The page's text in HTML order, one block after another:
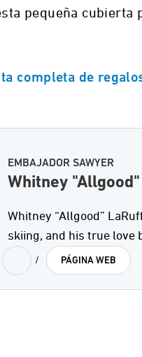
pequeña
completa de
EMBAJADOR SAWYER
Whitney
Whitney “Allgood”
skiing, and his true love
/ PÁGINA WEB